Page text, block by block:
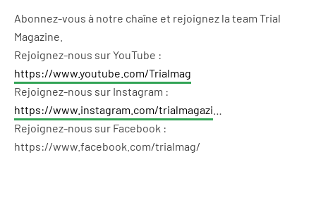
Abonnez-vous à notre chaîne et rejoignez la team Trial
Magazine.
Rejoignez-nous sur YouTube :
https://www.youtube.com/Trialmag
Rejoignez-nous sur Instagram :
https://www.instagram.com/trialmagazi
Rejoignez-nous sur Facebook :
https://www.facebook.com/trialmag/